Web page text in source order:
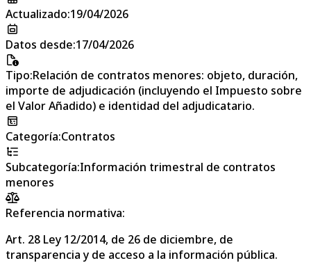
Actualizado:19/04/2026
Datos desde:17/04/2026
Tipo:Relación de contratos menores: objeto, duración,
importe de adjudicación (incluyendo el Impuesto sobre
el Valor Añadido) e identidad del adjudicatario.
Categoría:Contratos
Subcategoría:Información trimestral de contratos
menores
Referencia normativa:
Art. 28 Ley 12/2014, de 26 de diciembre, de
transparencia y de acceso a la información pública.